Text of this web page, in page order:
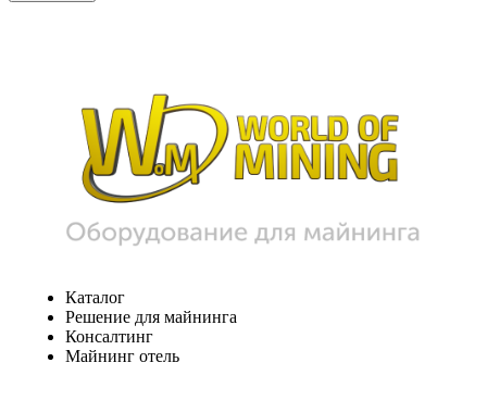
Каталог
Решение для майнинга
Консалтинг
Майнинг отель